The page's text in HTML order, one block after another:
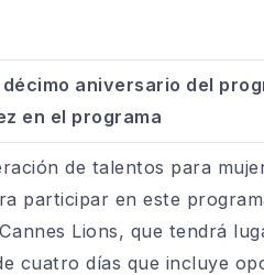
aniversario del
en el programa
de talentos para
participar en este
Lions, que tendrá
cuatro días que incluye